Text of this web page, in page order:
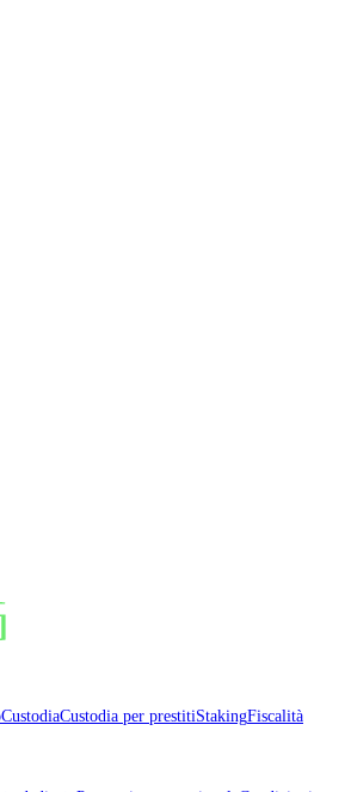
CustodiaCustodia per prestitiStakingFiscalità